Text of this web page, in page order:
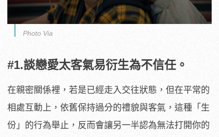
Photo Via
#1.談戀愛太客氣易衍生為不信任。
在親密關係裡，若是已經走入交往狀態，但在平常的
相處互動上，依舊保持過分的禮貌與客氣，這種「生
份」的行為舉止，反而會讓另一半認為無法打開你的